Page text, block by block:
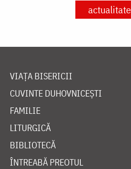
actualitate
VIAȚA BISERICII
CUVINTE DUHOVNICEȘTI
FAMILIE
LITURGICĂ
BIBLIOTECĂ
ÎNTREABĂ PREOTUL